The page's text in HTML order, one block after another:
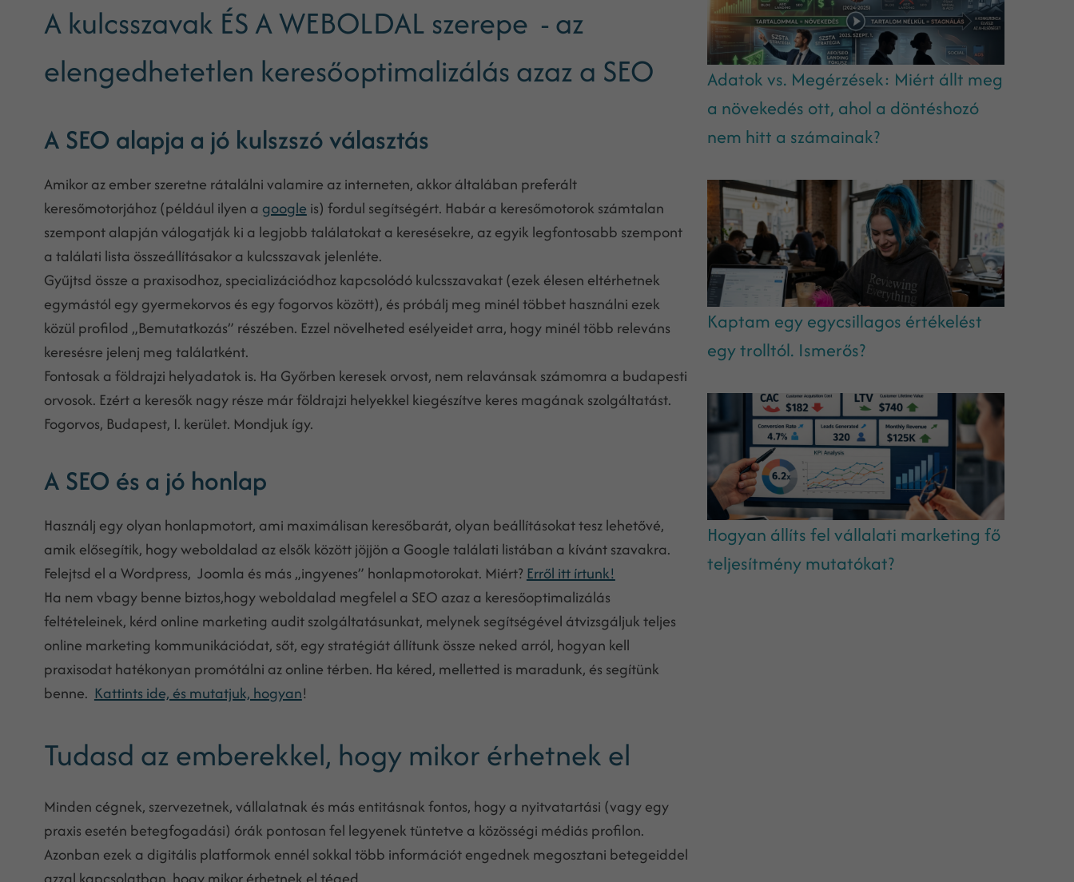
A kulcsszavak ÉS A WEBOLDAL szerepe - az
elengedhetetlen keresőoptimalizálás azaz a SEO
A SEO alapja a jó kulszszó választás
Amikor az ember szeretne rátalálni valamire az interneten, akkor általában preferált
keresőmotorjához (például ilyen a google is) fordul segítségért. Habár a keresőmotorok számtalan
szempont alapján válogatják ki a legjobb találatokat a keresésekre, az egyik legfontosabb szempont
a találati lista összeállításakor a kulcsszavak jelenléte.
Gyűjtsd össze a praxisodhoz, specializációdhoz kapcsolódó kulcsszavakat (ezek élesen eltérhetnek
egymástól egy gyermekorvos és egy fogorvos között), és próbálj meg minél többet használni ezek
közül profilod „Bemutatkozás” részében. Ezzel növelheted esélyeidet arra, hogy minél több releváns
keresésre jelenj meg találatként.
Fontosak a földrajzi helyadatok is. Ha Győrben keresek orvost, nem relavánsak számomra a budapesti
orvosok. Ezért a keresők nagy része már földrajzi helyekkel kiegészítve keres magának szolgáltatást.
Fogorvos, Budapest, I. kerület. Mondjuk így.
A SEO és a jó honlap
Használj egy olyan honlapmotort, ami maximálisan keresőbarát, olyan beállításokat tesz lehetővé,
amik elősegítik, hogy weboldalad az elsők között jöjjön a Google találati listában a kívánt szavakra.
Felejtsd el a Wordpress, Joomla és más „ingyenes” honlapmotorokat. Miért? Erről itt írtunk!
Ha nem vbagy benne biztos,hogy weboldalad megfelel a SEO azaz a keresőoptimalizálás
feltételeinek, kérd online marketing audit szolgáltatásunkat, melynek segítségével átvizsgáljuk teljes
online marketing kommunikációdat, sőt, egy stratégiát állítunk össze neked arról, hogyan kell
praxisodat hatékonyan promótálni az online térben. Ha kéred, melletted is maradunk, és segítünk
benne. Kattints ide, és mutatjuk, hogyan!
Tudasd az emberekkel, hogy mikor érhetnek el
Minden cégnek, szervezetnek, vállalatnak és más entitásnak fontos, hogy a nyitvatartási (vagy egy
praxis esetén betegfogadási) órák pontosan fel legyenek tüntetve a közösségi médiás profilon.
Azonban ezek a digitális platformok ennél sokkal több információt engednek megosztani betegeiddel
Adatok vs. Megérzések: Miért állt meg
a növekedés ott, ahol a döntéshozó
nem hitt a számainak?
Kaptam egy egycsillagos értékelést
egy trolltól. Ismerős?
Hogyan állíts fel vállalati marketing fő
teljesítmény mutatókat?